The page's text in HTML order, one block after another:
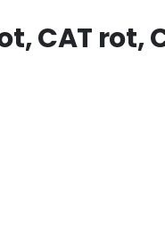
CAT rot,